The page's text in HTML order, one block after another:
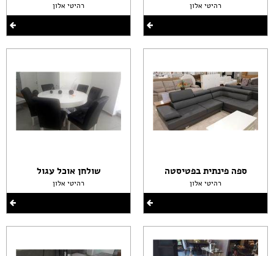
רהיטי אלון
ספה פינתית בפטיסטה
רהיטי אלון
רהיטי אלון
שולחן אוכל עגול
רהיטי אלון